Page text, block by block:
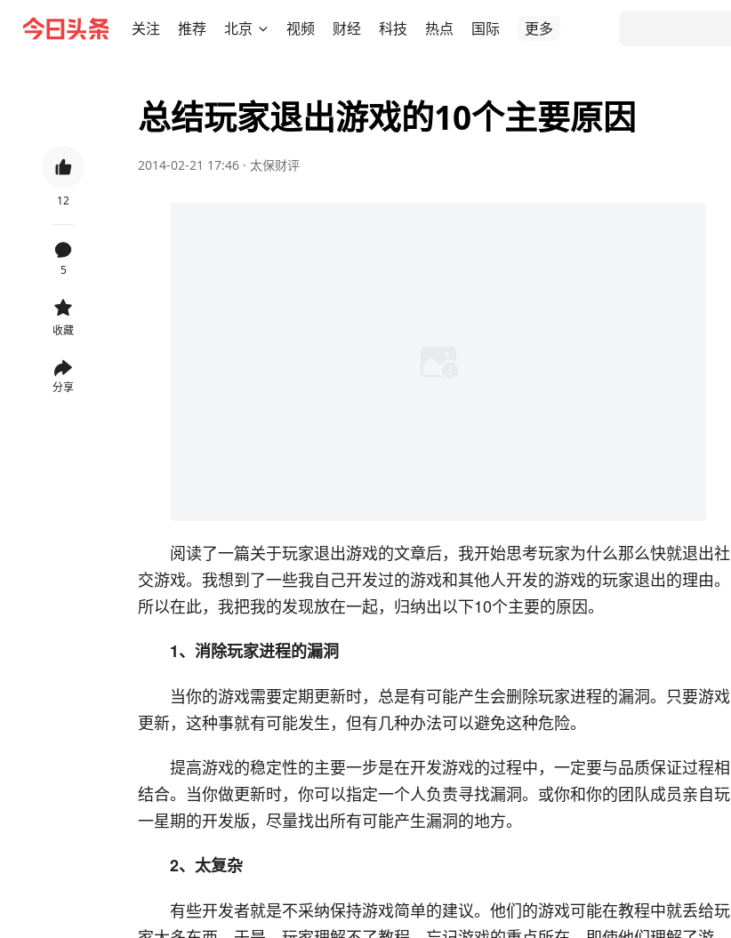
关注 推荐 北京 视频 财经 科技 热点 国际 更多
12
5
收藏
分享
总结玩家退出游戏的10个主要原因
2014-02-21 17:46 · 太保财评
阅读了一篇关于玩家退出游戏的文章后，我开始思考玩家为什么那么快就退出社
交游戏。我想到了一些我自己开发过的游戏和其他人开发的游戏的玩家退出的理由。
所以在此，我把我的发现放在一起，归纳出以下10个主要的原因。
1、消除玩家进程的漏洞
当你的游戏需要定期更新时，总是有可能产生会删除玩家进程的漏洞。只要游戏
更新，这种事就有可能发生，但有几种办法可以避免这种危险。
提高游戏的稳定性的主要一步是在开发游戏的过程中，一定要与品质保证过程相
结合。当你做更新时，你可以指定一个人负责寻找漏洞。或你和你的团队成员亲自玩
一星期的开发版，尽量找出所有可能产生漏洞的地方。
2、太复杂
有些开发者就是不采纳保持游戏简单的建议。他们的游戏可能在教程中就丢给玩